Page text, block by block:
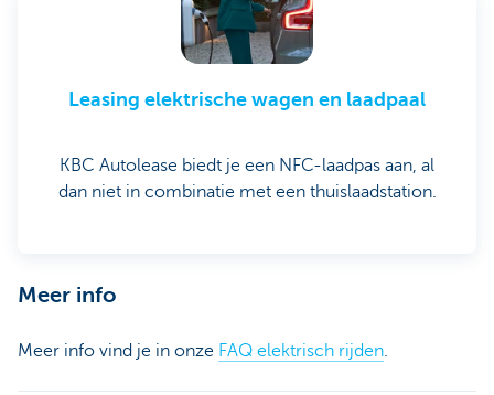
Leasing elektrische wagen en laadpaal
KBC Autolease biedt je een NFC-laadpas aan, al
dan niet in combinatie met een thuislaadstation.
Meer info
Meer info vind je in onze FAQ elektrisch rijden.